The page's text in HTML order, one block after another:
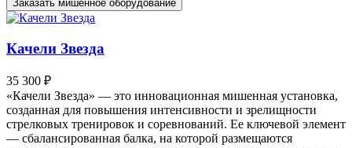
Заказать мишенное оборудование
Качели Звезда
35 300 ₽
«Качели Звезда» — это инновационная мишенная установка,
созданная для повышения интенсивности и зрелищности
стрелковых тренировок и соревнований. Ее ключевой элемент
— сбалансированная балка, на которой размещаются